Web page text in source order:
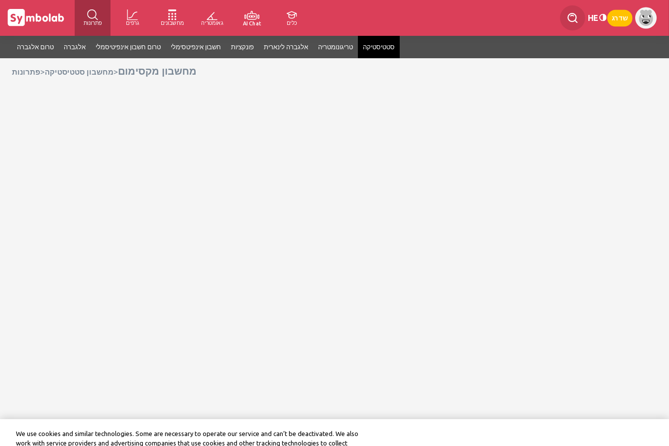
פתרונות גרפים מחשבונים גאומטריה AI Chat כלים
HE שדרג
טרום אלגברה אלגברה טרום חשבון אינפיטיסמלי חשבון אינפיטסימלי פונקציות אלגברה לינארית טריגונומטריה סטטיסטיקה
פתרונות>מחשבון סטטיסטיקה>מחשבון מקסימום
We use cookies and similar technologies. Some are necessary to operate our service and can’t be deactivated. We also
work with service providers and advertising companies that use cookies and other tracking technologies to collect